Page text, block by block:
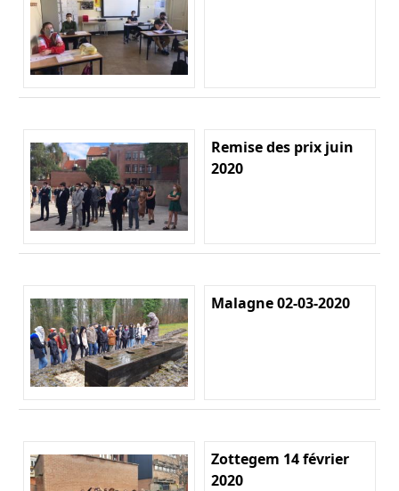
Remise des prix juin
2020
Malagne 02-03-2020
Zottegem 14 février
2020